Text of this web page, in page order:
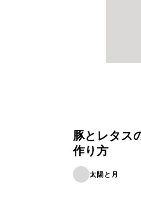
豚とレタス
作り方
太陽と月